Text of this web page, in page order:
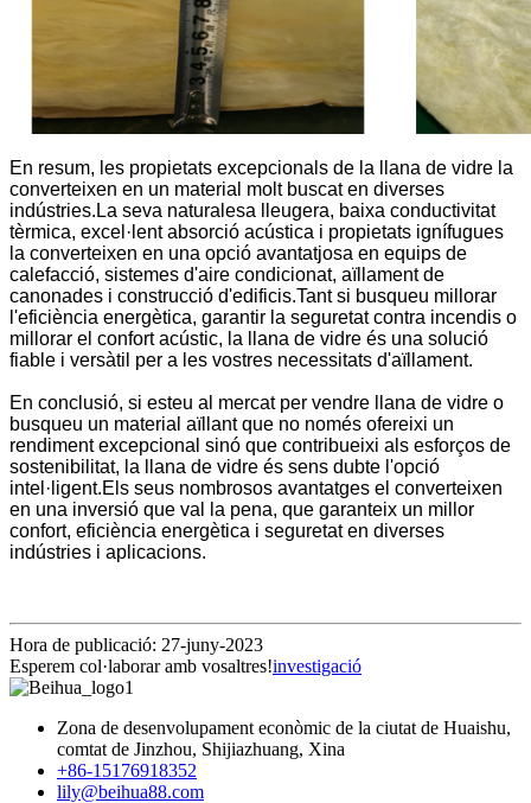
En resum, les propietats excepcionals de la llana de vidre la
converteixen en un material molt buscat en diverses
indústries.La seva naturalesa lleugera, baixa conductivitat
tèrmica, excel·lent absorció acústica i propietats ignífugues
la converteixen en una opció avantatjosa en equips de
calefacció, sistemes d'aire condicionat, aïllament de
canonades i construcció d'edificis.Tant si busqueu millorar
l'eficiència energètica, garantir la seguretat contra incendis o
millorar el confort acústic, la llana de vidre és una solució
fiable i versàtil per a les vostres necessitats d'aïllament.
En conclusió, si esteu al mercat per vendre llana de vidre o
busqueu un material aïllant que no només ofereixi un
rendiment excepcional sinó que contribueixi als esforços de
sostenibilitat, la llana de vidre és sens dubte l'opció
intel·ligent.Els seus nombrosos avantatges el converteixen
en una inversió que val la pena, que garanteix un millor
confort, eficiència energètica i seguretat en diverses
indústries i aplicacions.
Hora de publicació: 27-juny-2023
Esperem col·laborar amb vosaltres!investigació
Zona de desenvolupament econòmic de la ciutat de Huaishu,
comtat de Jinzhou, Shijiazhuang, Xina
+86-15176918352
lily@beihua88.com